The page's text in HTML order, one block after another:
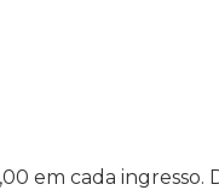
em cada ingresso.